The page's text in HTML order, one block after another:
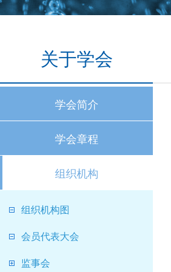
关于学会
学会简介
学会章程
组织机构
组织机构图
会员代表大会
监事会